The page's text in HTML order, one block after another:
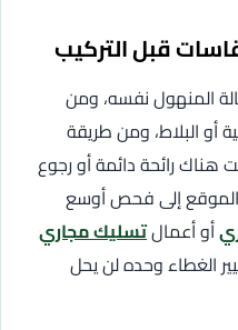
قبل التركيب
المنهول نفسه، ومن
أو البلاط، ومن طريقة
هناك رائحة دائمة أو رجوع
الموقع إلى فحص أوسع
أو أعمالتسليك مجاري
الغطاء وحده لن يحل